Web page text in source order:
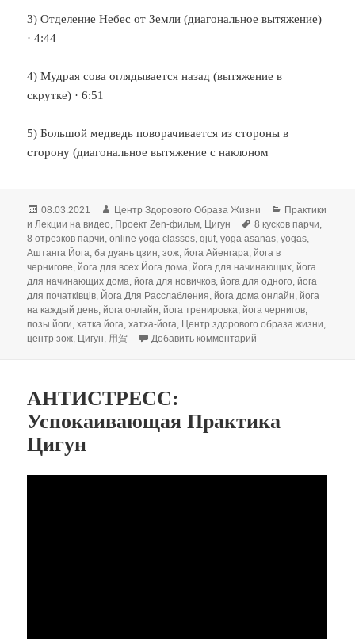
3) Отделение Небес от Земли (диагональное вытяжение)
· 4:44
4) Мудрая сова оглядывается назад (вытяжение в
скрутке) · 6:51
5) Большой медведь поворачивается из стороны в
сторону (диагональное вытяжение с наклоном
Опубликовано
08.03.2021 Автор
Центр Здорового Образа Жизни Рубрики
Практики
и Лекции на видео Проект Zen-фильм Цигун Метки
8 кусков парчи
8 отрезков парчи ,online yoga classes ,qjuf,yoga asanas ,yogas
Аштанга Йога ,ба дуань цзин ,зож ,йога Айенгара ,йога в
чернигове ,йога для всех Йога дома ,йога для начинающих ,йога
для начинающих дома ,йога для новичков ,йога для одного ,йога
для початківців Йога Для Расслабления ,йога дома онлайн ,йога
на каждый день ,йога онлайн ,йога тренировка ,йога чернигов
позы йоги ,хатка йога ,хатха-йога Центр здорового образа жизни
центр зож Цигун 用賀 Добавить комментарий
АНТИСТРЕСС:
Успокаивающая Практика
Цигун